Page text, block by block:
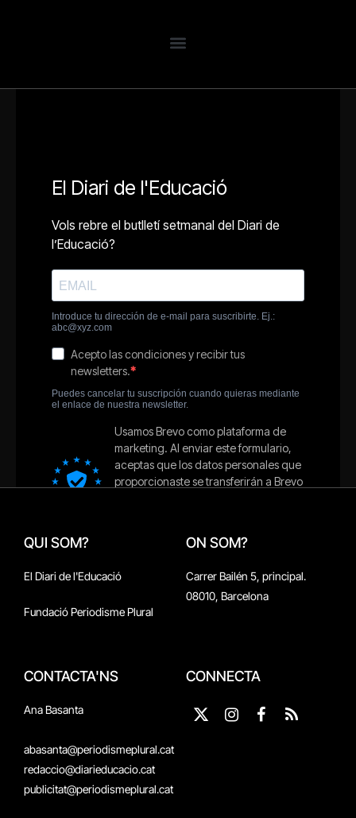
QUI SOM?
El Diari de l'Educació
Fundació Periodisme Plural
ON SOM?
Carrer Bailén 5, principal.
08010, Barcelona
CONTACTA'NS
Ana Basanta
abasanta@periodismeplural.cat
redaccio@diarieducacio.cat
publicitat@periodismeplural.cat
CONNECTA
X
InstagramFacebook
RSS